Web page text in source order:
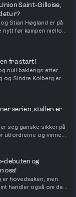
Saint-Gilloise,
Stian Høgland er på
før kampen mellom
I tillegg
fra start!
null baklengs etter
og Sindre Kolberg er
- La Mikkel Bro
serien, stallen er
seg ganske sikker på
utfordrerne og vinner
har i stallen sin nå
debuten og
oss!
er hovedsaken, men
handler også om de
utrilig spennende